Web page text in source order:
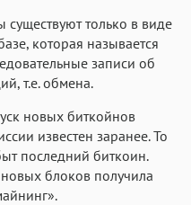
существуют только в виде
которая называется
записи об
т.е. обмена.
новых биткойнов
известен заранее. То
последний биткоин.
блоков получила